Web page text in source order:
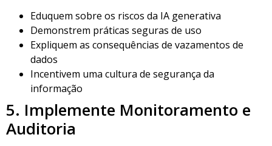
Eduquem sobre os riscos da IA generativa
Demonstrem práticas seguras de uso
Expliquem as consequências de vazamentos de
dados
Incentivem uma cultura de segurança da
informação
5. Implemente Monitoramento e
Auditoria